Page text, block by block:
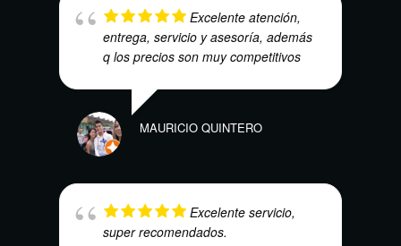
Excelente atención,
entrega, servicio y asesoría, además
q los precios son muy competitivos
MAURICIO QUINTERO
Excelente servicio,
super recomendados.